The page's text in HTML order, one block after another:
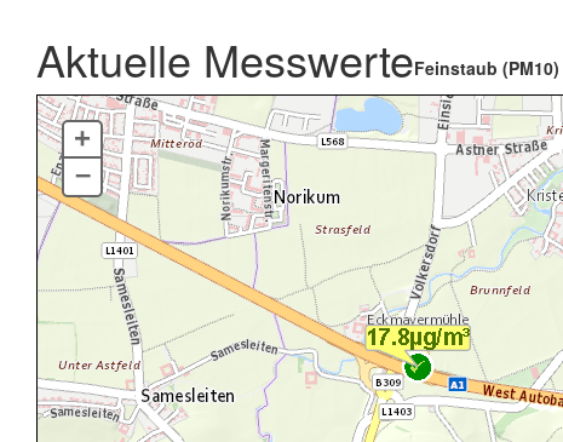
Aktuelle MesswerteFeinstaub (PM10)
+
–